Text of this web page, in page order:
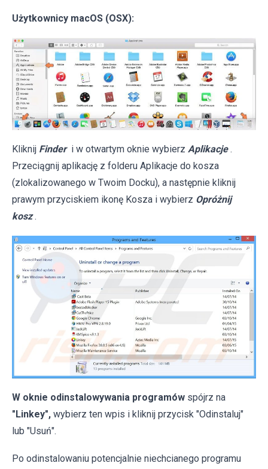
Użytkownicy macOS (OSX):
Kliknij Finder i w otwartym oknie wybierz Aplikacje .
Przeciągnij aplikację z folderu Aplikacje do kosza
(zlokalizowanego w Twoim Docku), a następnie kliknij
prawym przyciskiem ikonę Kosza i wybierz Opróżnij
kosz .
W oknie odinstalowywania programów spójrz na
"Linkey", wybierz ten wpis i kliknij przycisk "Odinstaluj"
lub "Usuń".
Po odinstalowaniu potencjalnie niechcianego programu